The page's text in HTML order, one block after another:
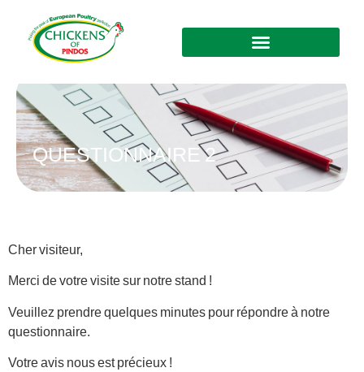
QUESTIONNAIRE 2
Cher visiteur,
Merci de votre visite sur notre stand !
Veuillez prendre quelques minutes pour répondre à notre
questionnaire.
Votre avis nous est précieux !